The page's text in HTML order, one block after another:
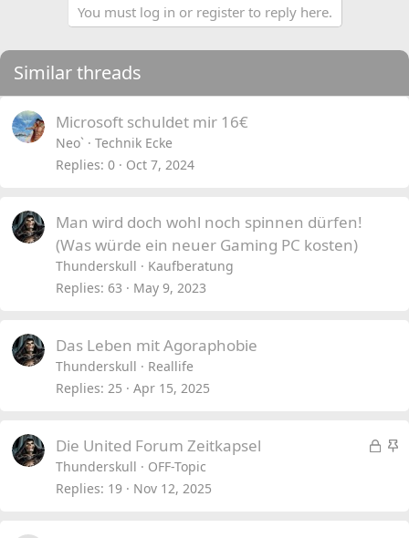
You must log in or register to reply here.
Similar threads
Microsoft schuldet mir 16€
Neo`
Technik Ecke
Replies 0 Oct 7, 2024
Man wird doch wohl noch spinnen dürfen!
(Was würde ein neuer Gaming PC kosten)
Thunderskull
Kaufberatung
Replies 63 May 9, 2023
Das Leben mit Agoraphobie
Thunderskull
Reallife
Replies 25 Apr 15, 2025
L
S
Die United Forum Zeitkapsel
Thunderskull
OFF-Topic
Replies 19 Nov 12, 2025